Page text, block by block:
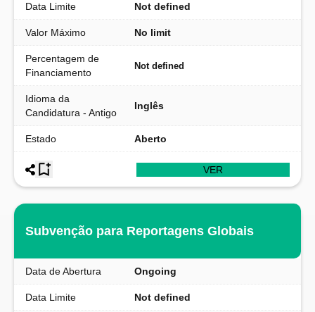
Data Limite Not defined
Valor Máximo No limit
Percentagem de
Financiamento
Not defined
Idioma da
Candidatura - Antigo
Inglês
Estado Aberto
VER
Subvenção para Reportagens Globais
Data de Abertura Ongoing
Data Limite Not defined